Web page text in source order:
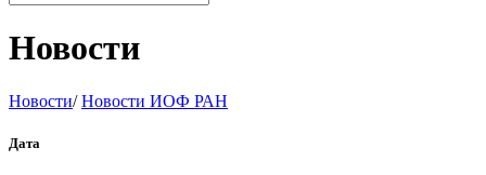
Новости
Новости/ Новости ИОФ РАН
Дата